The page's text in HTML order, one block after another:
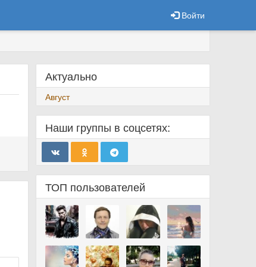
Войти
Актуально
Август
Наши группы в соцсетях:
ТОП пользователей